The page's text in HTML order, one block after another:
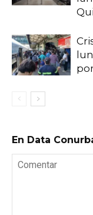
En Data